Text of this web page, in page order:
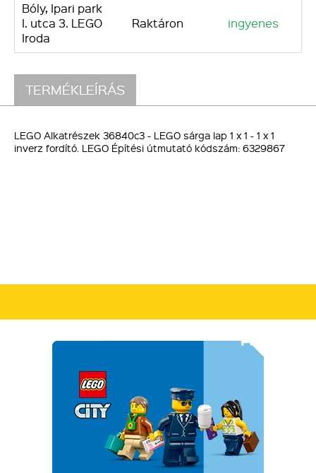
Bóly, Ipari park
I. utca 3. LEGO
Iroda
Raktáron ingyenes
TERMÉKLEÍRÁS
LEGO Alkatrészek 36840c3 - LEGO sárga lap 1 x 1 - 1 x 1
inverz fordító. LEGO Építési útmutató kódszám: 6329867